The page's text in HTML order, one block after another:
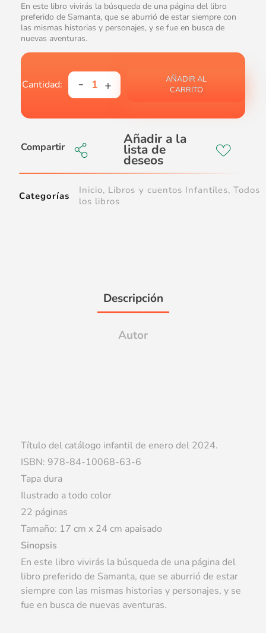
En este libro vivirás la búsqueda de una página del libro
preferido de Samanta, que se aburrió de estar siempre con
las mismas historias y personajes, y se fue en busca de
nuevas aventuras.
AÑADIR AL
CARRITO
Compartir
Categorías Inicio, Libros y cuentos Infantiles, Todos
los libros
Descripción
Autor
Título del catálogo infantil de enero del 2024.
ISBN: 978-84-10068-63-6
Tapa dura
Ilustrado a todo color
22 páginas
Tamaño: 17 cm x 24 cm apaisado
Sinopsis
En este libro vivirás la búsqueda de una página del
libro preferido de Samanta, que se aburrió de estar
siempre con las mismas historias y personajes, y se
fue en busca de nuevas aventuras.